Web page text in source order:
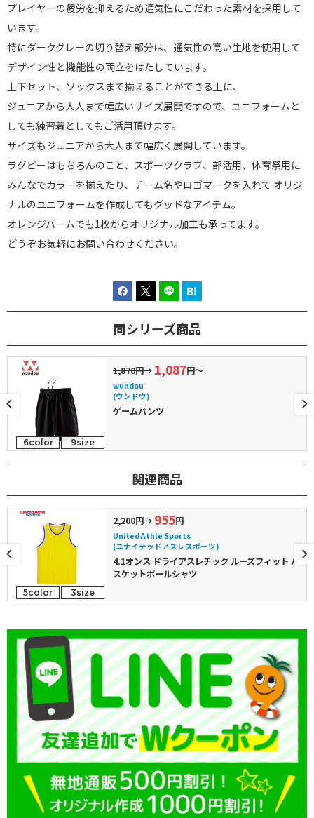
プレイヤーの疲労を抑えるため通気性にこだわった素材を採用して
います。
特にダークグレーの切り替え部分は、通気性の高い生地を使用して
デザイン性と機能性の両立をはたしています。
上下セット、ソックスまで揃えることができる上に、
ジュニアから大人まで幅広いサイズ展開ですので、ユニフォームと
しても練習着としてもご活用頂けます。
サイズもジュニアから大人まで幅広く展開しています。
ラグビーはもちろんのこと、スポーツクラブ、部活用、体育祭用に
みんなでカラーを揃えたり、チーム名やロゴマークを入れて オリジ
ナルのユニフォームを作成してもグッドなアイテム。
オレンジパームでも1枚からオリジナル加工も承ってます。
どうぞお気軽にお問い合わせください。
同シリーズ商品
6color 9size
1,870円→ 1,087円～
wundou
(ウンドウ)
ゲームパンツ
関連商品
5color 3size
2,200円→ 955円
United Athle Sports
(ユナイテッドアスレスポーツ)
4.1オンス ドライアスレチック ルーズフィット バ
スケットボールシャツ